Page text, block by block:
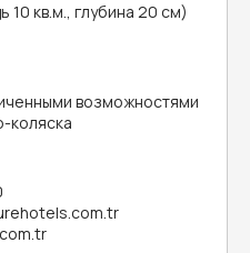
10 кв.м., глубина 20 см)
возможностями
коляска